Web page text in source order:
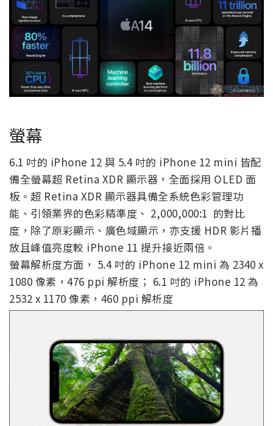
螢幕
6.1 吋的 iPhone 12 與 5.4 吋的 iPhone 12 mini 皆配
備全螢幕超 Retina XDR 顯示器，全面採用 OLED 面
板。超 Retina XDR 顯示器具備全系統色彩管理功
能、引領業界的色彩精準度、 2,000,000:1 的對比
度，除了原彩顯示、廣色域顯示，亦支援 HDR 影片播
放且峰值亮度較 iPhone 11 提升接近兩倍。
螢幕解析度方面， 5.4 吋的 iPhone 12 mini 為 2340 x
1080 像素，476 ppi 解析度； 6.1 吋的 iPhone 12 為
2532 x 1170 像素，460 ppi 解析度